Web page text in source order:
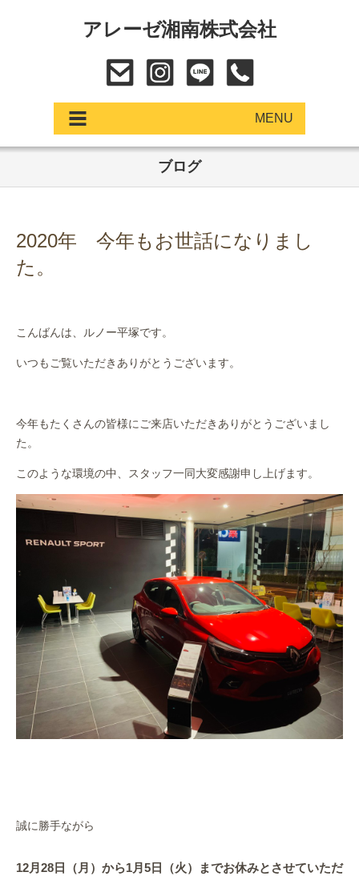
アレーゼ湘南株式会社
MENU
中古車
サービス
作業事例
店舗アクセス
ブログ
2020年 今年もお世話になりまし
た。
こんばんは、ルノー平塚です。
いつもご覧いただきありがとうございます。
今年もたくさんの皆様にご来店いただきありがとうございまし
た。
このような環境の中、スタッフ一同大変感謝申し上げます。
誠に勝手ながら
12月28日（月） から1月5日（火）
までお休みとさせていただ